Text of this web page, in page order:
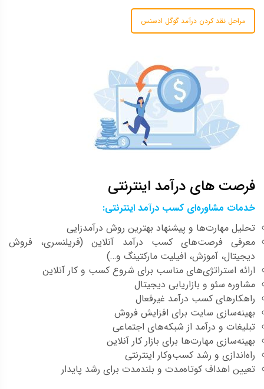
مراحل نقد کردن درآمد گوگل ادسنس
فرصت های درآمد اینترنتی
خدمات مشاوره‌ای کسب درآمد اینترنتی:
تحلیل مهارت‌ها و پیشنهاد بهترین روش درآمدزایی
معرفی فرصت‌های کسب درآمد آنلاین (فریلنسری، فروش
دیجیتال، آموزش، افیلیت مارکتینگ و…)
ارائه استراتژی‌های مناسب برای شروع کسب و کار آنلاین
مشاوره سئو و بازاریابی دیجیتال
راهکارهای کسب درآمد غیرفعال
بهینه‌سازی سایت برای افزایش فروش
تبلیغات و درآمد از شبکه‌های اجتماعی
بهینه‌سازی مهارت‌ها برای بازار کار آنلاین
راه‌اندازی و رشد کسب‌وکار اینترنتی
تعیین اهداف کوتاه‌مدت و بلندمدت برای رشد پایدار